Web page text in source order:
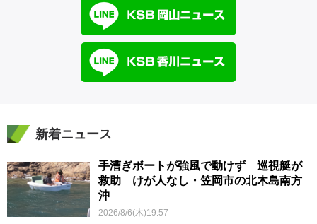
新着ニュース
手漕ぎボートが強風で動けず 巡視艇が
救助 けが人なし・笠岡市の北木島南方
沖
2026/8/6(木)19:57